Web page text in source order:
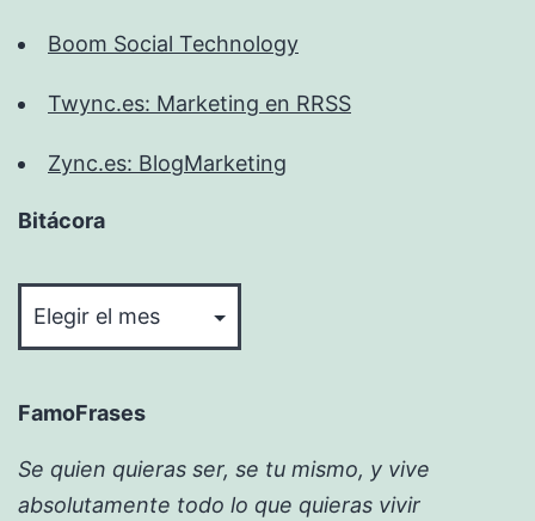
Boom Social Technology
Twync.es: Marketing en RRSS
Zync.es: BlogMarketing
Bitácora
FamoFrases
Se quien quieras ser, se tu mismo, y vive
absolutamente todo lo que quieras vivir